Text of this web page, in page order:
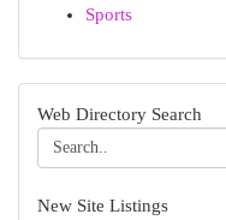
Sports
Web Directory Search
New Site Listings